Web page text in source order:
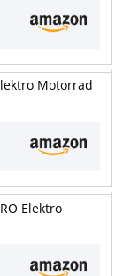
Motorrad
Elektro